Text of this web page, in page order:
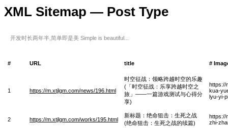
XML Sitemap — Post Type
开发时长两年半,简单即是美 Simple is beautiful...
# URL title #
1 https://m.xtjlgm.com/news/196.html
时空征战：领略跨越时空的乐趣
(「时空征战：乐享跨越时空之
旅」——一篇游戏测试与心得分
享)
https://
kua-
lyu-yi-
2 https://m.xtjlgm.com/works/195.html
新标题：绝命狙击：生死之战
(绝命狙击：生死之战的续篇)
https://
zhi-